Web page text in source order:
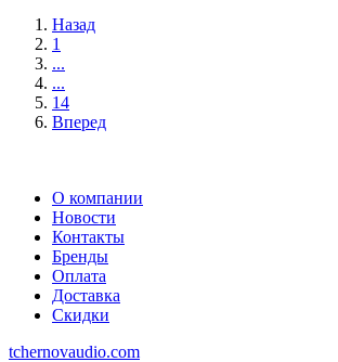
Назад
1
...
...
14
Вперед
О компании
Новости
Контакты
Бренды
Оплата
Доставка
Скидки
tchernovaudio.com